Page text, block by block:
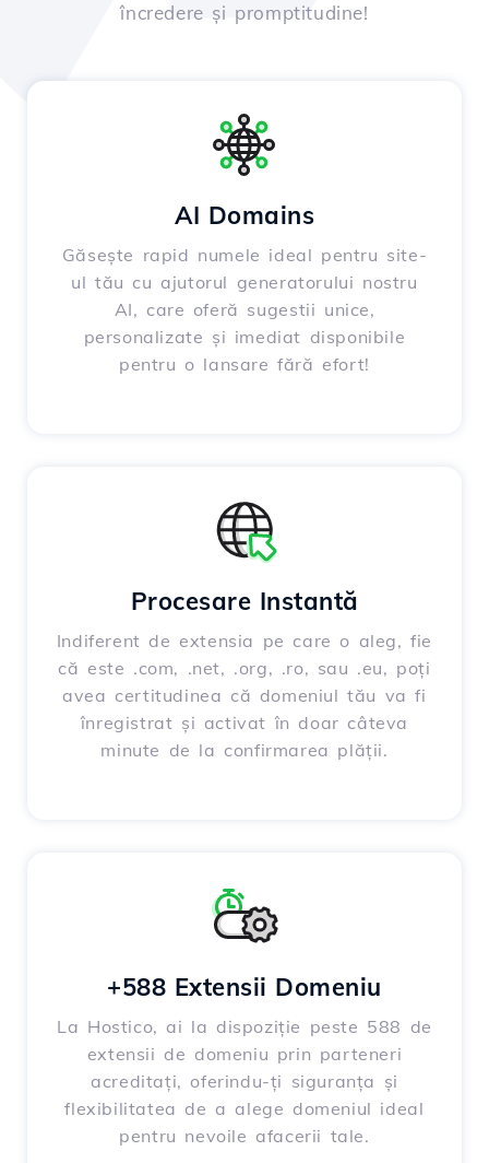
încredere și promptitudine!
AI Domains
Găsește rapid numele ideal pentru site-
ul tău cu ajutorul generatorului nostru
AI, care oferă sugestii unice,
personalizate și imediat disponibile
pentru o lansare fără efort!
Procesare Instantă
Indiferent de extensia pe care o aleg, fie
că este .com, .net, .org, .ro, sau .eu, poți
avea certitudinea că domeniul tău va fi
înregistrat și activat în doar câteva
minute de la confirmarea plății.
+588 Extensii Domeniu
La Hostico, ai la dispoziție peste 588 de
extensii de domeniu prin parteneri
acreditați, oferindu-ți siguranța și
flexibilitatea de a alege domeniul ideal
pentru nevoile afacerii tale.